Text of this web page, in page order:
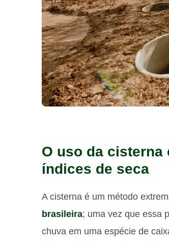
O uso da cisterna
índices de seca
A cisterna é um método
brasileira; uma vez que essa
chuva em uma espécie de